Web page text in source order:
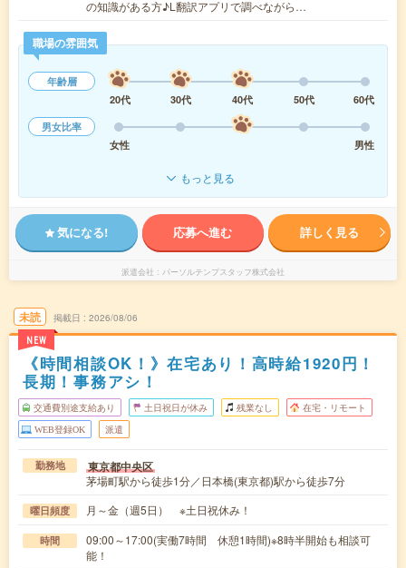
の知識がある方♪L翻訳アプリで調べながら…
職場の雰囲気
年齢層
20代
30代 40代 50代
60代
男女比率
女性
男性
もっと見る
気になる! 応募へ進む 詳しく見る
派遣会社 パーソルテンプスタッフ株式会社
未読
NEW
掲載日 2026/08/06
《時間相談OK！》在宅あり！高時給1920円！
長期！事務アシ！
交通費別途支給あり 土日祝日が休み 残業なし 在宅・リモート
WEB登録OK 派遣
勤務地 東京都中央区
茅場町駅から徒歩1分／日本橋(東京都)駅から徒歩7分
曜日頻度 月～金（週5日） ※土日祝休み！
時間
09:00～17:00(実働7時間 休憩1時間)※8時半開始も相談可
能！